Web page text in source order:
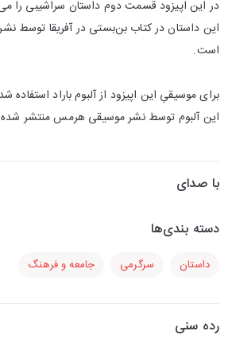
در این اپیزود قسمت دوم داستان سراشیبی را
این داستان در کتاب بن‌بستی در آفریقا توسط
است.
برای موسیقیِ این اپیزود از آلبوم باراد
این آلبوم توسط نشر موسیقی هرمس منتشر
با صدای
دسته بندی‌ها
داستان سرگرمی جامعه و فرهنگ
رده سنی